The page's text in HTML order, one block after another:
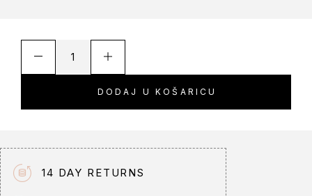
DODAJ U KOŠARICU
14 DAY RETURNS